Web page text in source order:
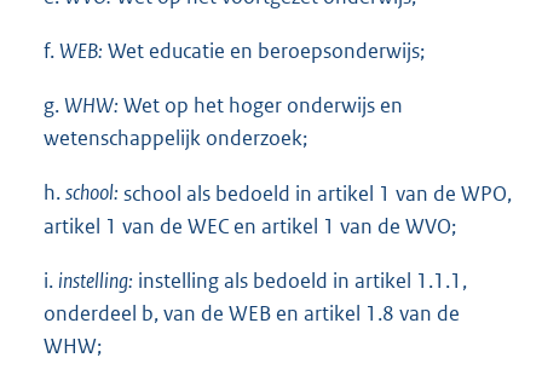
f.WEB: Wet educatie en beroepsonderwijs;
g.WHW: Wet op het hoger onderwijs en
wetenschappelijk onderzoek;
h.school: school als bedoeld in artikel 1 van de WPO,
artikel 1 van de WEC en artikel 1 van de WVO;
i. instelling: instelling als bedoeld in artikel 1.1.1,
onderdeel b, van de WEB en artikel 1.8 van de
WHW;